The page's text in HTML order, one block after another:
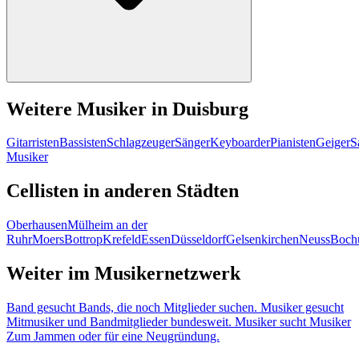
Weitere Musiker in Duisburg
GitarristenBassistenSchlagzeugerSängerKeyboarderPianistenGeiger
Musiker
Cellisten in anderen Städten
OberhausenMülheim an der
RuhrMoersBottropKrefeldEssenDüsseldorfGelsenkirchenNeuss
Weiter im Musikernetzwerk
Band gesucht Bands, die noch Mitglieder suchen. Musiker gesucht
Mitmusiker und Bandmitglieder bundesweit. Musiker sucht Musiker
Zum Jammen oder für eine Neugründung.